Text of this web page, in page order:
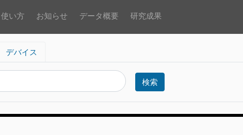
使い方 お知らせ データ概要 研究成果
デバイス
検索